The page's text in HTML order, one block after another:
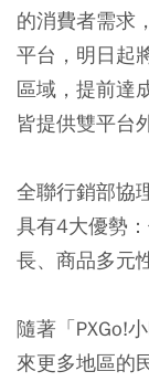
的消費者需求
平台，明日起
區域，提前達
皆提供雙平台
全聯行銷部協
具有4大優勢：
長、商品多元
隨著「PXGo!
來更多地區的